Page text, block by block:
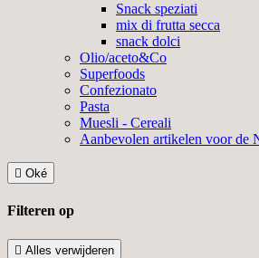
Snack speziati
mix di frutta secca
snack dolci
Olio/aceto&Co
Superfoods
Confezionato
Pasta
Muesli - Cereali
Aanbevolen artikelen voor de
 Oké
Filteren op
 Alles verwijderen